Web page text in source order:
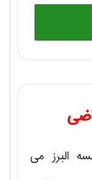
البرز می